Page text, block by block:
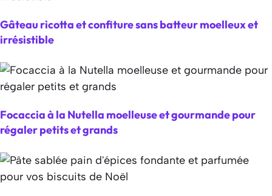
Gâteau ricotta et confiture sans batteur moelleux et
irrésistible
Focaccia à la Nutella moelleuse et gourmande pour
régaler petits et grands